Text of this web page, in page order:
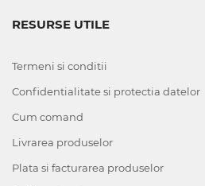
RESURSE UTILE
Termeni si conditii
Confidentialitate si protectia datelor
Cum comand
Livrarea produselor
Plata si facturarea produselor